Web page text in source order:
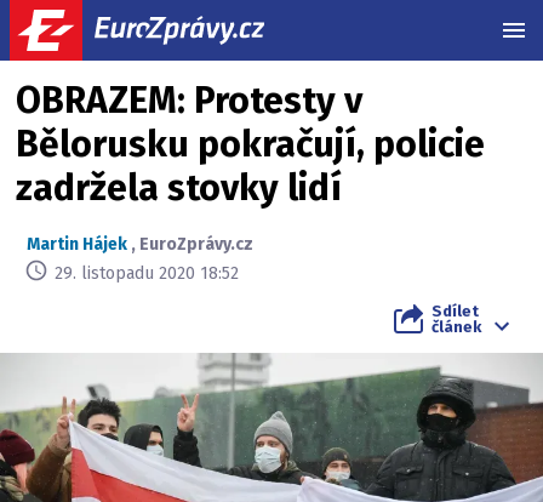
OBRAZEM: Protesty v
Bělorusku pokračují, policie
zadržela stovky lidí
Martin Hájek , EuroZprávy.cz
29. listopadu 2020 18:52
Sdílet
článek